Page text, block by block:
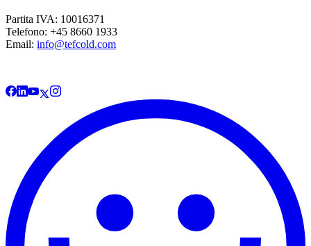
Partita IVA: 10016371
Telefono: +45 8660 1933
Email: info@tefcold.com